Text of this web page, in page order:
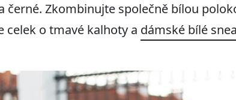
černé. Zkombinujte společně bílou
o tmavé kalhoty a dámské bílé